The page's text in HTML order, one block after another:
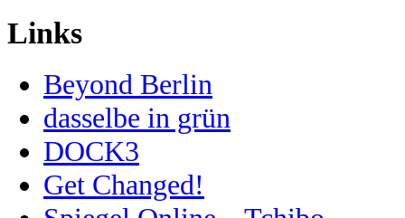
Links
Beyond Berlin
dasselbe in grün
DOCK3
Get Changed!